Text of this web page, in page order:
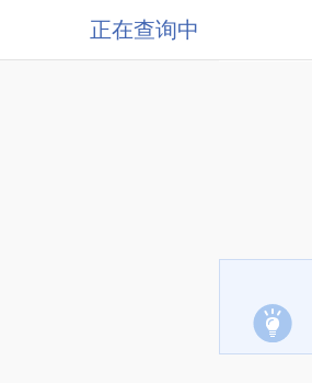
正在查询中